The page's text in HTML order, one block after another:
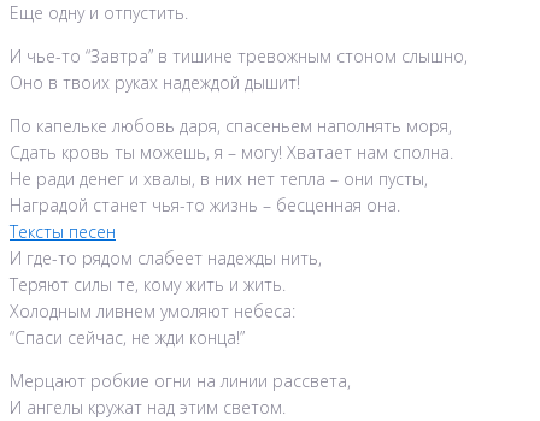
Еще одну и отпустить.
И чье-то “Завтра” в тишине тревожным стоном слышно,
Оно в твоих руках надеждой дышит!
По капельке любовь даря, спасеньем наполнять моря,
Сдать кровь ты можешь, я – могу! Хватает нам сполна.
Не ради денег и хвалы, в них нет тепла – они пусты,
Наградой станет чья-то жизнь – бесценная она.
Тексты песен
И где-то рядом слабеет надежды нить,
Теряют силы те, кому жить и жить.
Холодным ливнем умоляют небеса:
“Спаси сейчас, не жди конца!”
Мерцают робкие огни на линии рассвета,
И ангелы кружат над этим светом.